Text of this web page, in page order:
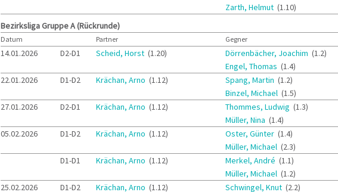
Zarth, Helmut (1.10)
Bezirksliga Gruppe A (Rückrunde)
Datum Partner Gegner
14.01.2026 D2-D1 Scheid, Horst (1.20) Dörrenbächer, Joachim (1.2)
Engel, Thomas (1.4)
22.01.2026 D1-D2 Krächan, Arno (1.12) Spang, Martin (1.2)
Binzel, Michael (1.5)
27.01.2026 D2-D1 Krächan, Arno (1.12) Thommes, Ludwig (1.3)
Müller, Nina (1.4)
05.02.2026 D1-D2 Krächan, Arno (1.12) Oster, Günter (1.4)
Müller, Michael (2.3)
D1-D1 Krächan, Arno (1.12) Merkel, André (1.1)
Müller, Michael (1.2)
25.02.2026 D1-D2 Krächan, Arno (1.12) Schwingel, Knut (2.2)